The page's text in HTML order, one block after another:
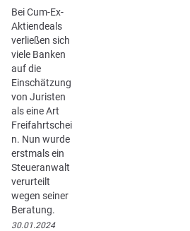
Bei Cum-Ex-
Aktiendeals
verließen sich
viele Banken
auf die
Einschätzung
von Juristen
als eine Art
Freifahrtschei
n. Nun wurde
erstmals ein
Steueranwalt
verurteilt
wegen seiner
Beratung.
30.01.2024